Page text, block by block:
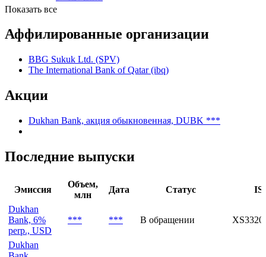
Показать все
Аффилированные организации
BBG Sukuk Ltd. (SPV)
The International Bank of Qatar (ibq)
Акции
Dukhan Bank, акция обыкновенная, DUBK ***
Последние выпуски
Эмиссия
Объем,
млн
Дата Статус
Dukhan
Bank, 6%
perp., USD
*** *** В обращении
Dukhan